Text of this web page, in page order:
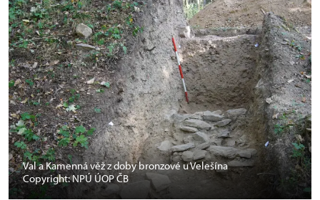
Val a Kamenná věž z doby bronzové u Velešína
Copyright: NPÚ ÚOP ČB